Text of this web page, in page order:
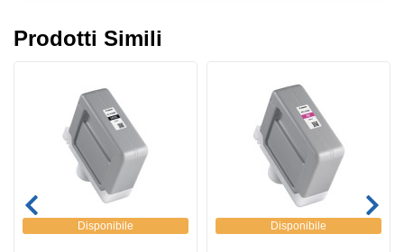
Prodotti Simili
Disponibile Disponibile